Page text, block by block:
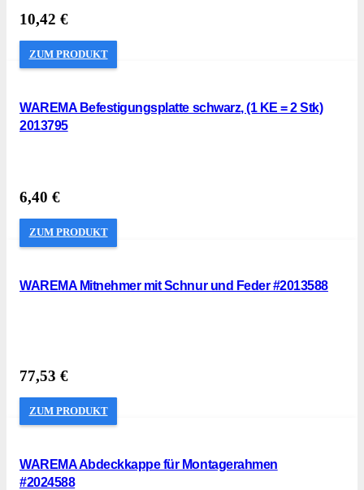
10,42 €
ZUM PRODUKT
WAREMA Befestigungsplatte schwarz, (1 KE = 2 Stk)
2013795
6,40 €
ZUM PRODUKT
WAREMA Mitnehmer mit Schnur und Feder #2013588
77,53 €
ZUM PRODUKT
WAREMA Abdeckkappe für Montagerahmen
#2024588